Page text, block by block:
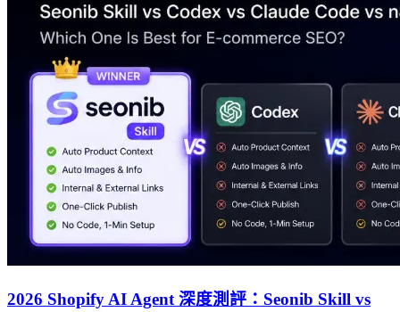
2026 Shopify AI Agent 深度測評：Seonib Skill vs